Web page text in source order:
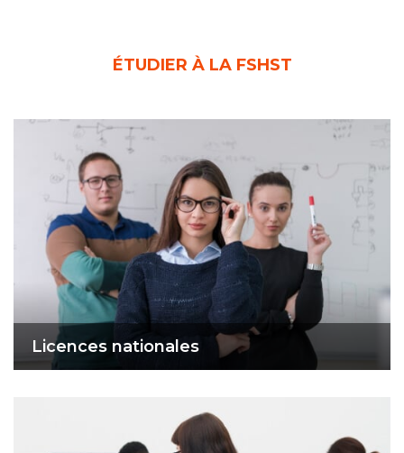
ÉTUDIER À LA FSHST
Licences nationales